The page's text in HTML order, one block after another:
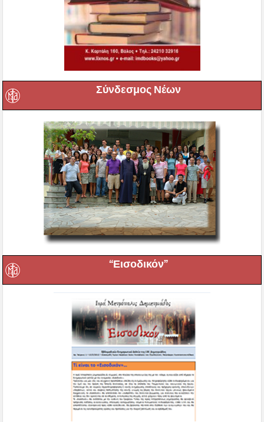
Σύνδεσμος Νέων
“Εισοδικόν”